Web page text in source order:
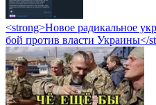
<strong>Новое радикальное
бой против власти Украины</